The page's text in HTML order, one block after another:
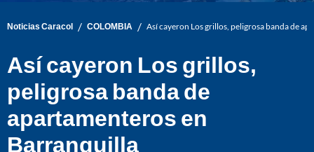
Noticias Caracol / COLOMBIA / Así cayeron Los grillos, peligrosa banda de
Así cayeron Los grillos,
peligrosa banda de
apartamenteros en
Barranquilla